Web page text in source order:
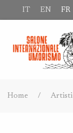
IT EN FR
Home Artisti